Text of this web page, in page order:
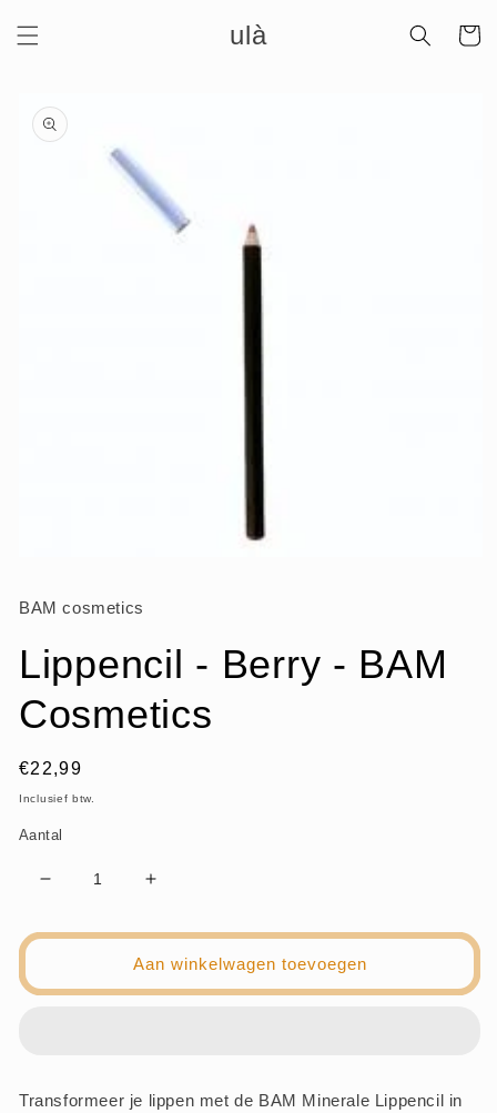
naar de
content
ulà
Ga direct naar
productinformatie
openen
in
BAM cosmetics
Lippencil - Berry - BAM
Cosmetics
Normale
prijs
€22,99
Inclusief btw.
Aantal
Aantal
voor
Aantal
voor
Lippencil
Aan winkelwagen toevoegen
Transformeer je lippen met de BAM Minerale Lippencil in